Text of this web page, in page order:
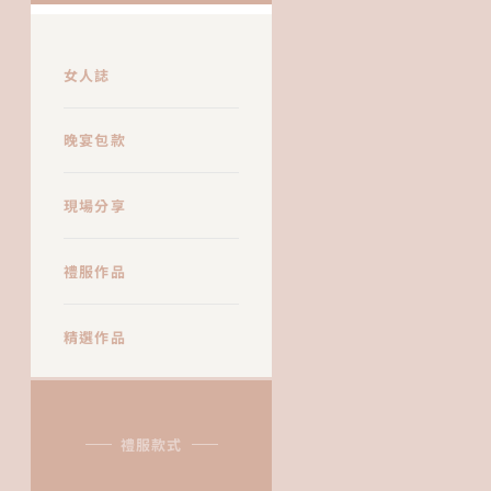
女人誌
晚宴包款
現場分享
禮服作品
精選作品
禮服款式